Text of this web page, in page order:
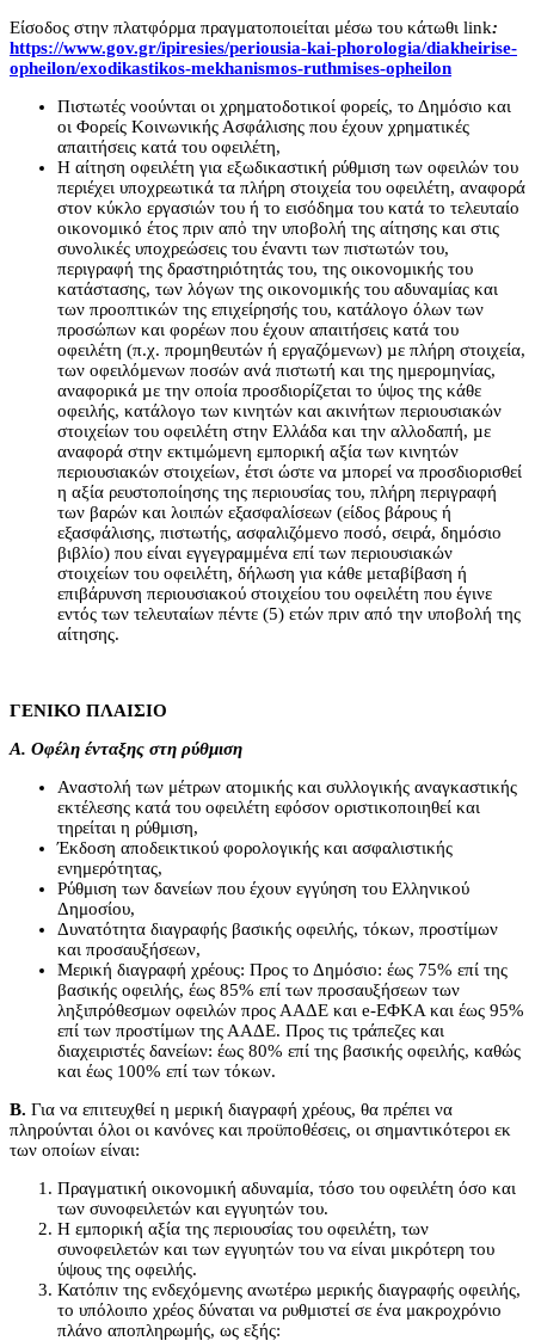
Είσοδος στην πλατφόρμα πραγματοποιείται μέσω του κάτωθι link:
https://www.gov.gr/ipiresies/periousia-kai-phorologia/diakheirise-
opheilon/exodikastikos-mekhanismos-ruthmises-opheilon
Πιστωτές νοούνται οι χρηματοδοτικοί φορείς, το Δημόσιο και
οι Φορείς Κοινωνικής Ασφάλισης που έχουν χρηματικές
απαιτήσεις κατά του οφειλέτη,
Η αίτηση οφειλέτη για εξωδικαστική ρύθμιση των οφειλών του
περιέχει υποχρεωτικά τα πλήρη στοιχεία του οφειλέτη, αναφορά
στον κύκλο εργασιών του ή το εισόδημα του κατά το τελευταίο
οικονομικό έτος πριν απὀ την υποβολή της αίτησης και στις
συνολικές υποχρεώσεις του έναντι των πιστωτών του,
περιγραφή της δραστηριότητάς του, της οικονομικής του
κατάστασης, των λόγων της οικονομικής του αδυναμίας και
των προοπτικών της επιχείρησής του, κατάλογο όλων των
προσώπων και φορέων που έχουν απαιτήσεις κατά του
οφειλέτη (π.χ. προμηθευτών ή εργαζόμενων) µε πλήρη στοιχεία,
των οφειλόμενων ποσών ανά πιστωτή και της ημερομηνίας,
αναφορικά µε την οποία προσδιορίζεται το ύψος της κάθε
οφειλής, κατάλογο των κινητών και ακινήτων περιουσιακών
στοιχείων του οφειλέτη στην Ελλάδα και την αλλοδαπή, µε
αναφορά στην εκτιμώμενη εμπορική αξία των κινητών
περιουσιακών στοιχείων, έτσι ώστε να µπορεί να προσδιορισθεί
η αξία ρευστοποίησης της περιουσίας του, πλήρη περιγραφή
των βαρών και λοιπών εξασφαλίσεων (είδος βάρους ή
εξασφάλισης, πιστωτής, ασφαλιζόμενο ποσό, σειρά, δημόσιο
βιβλίο) που είναι εγγεγραμμένα επί των περιουσιακών
στοιχείων του οφειλέτη, δήλωση για κάθε μεταβίβαση ή
επιβάρυνση περιουσιακού στοιχείου του οφειλέτη που έγινε
εντός των τελευταίων πέντε (5) ετών πριν από την υποβολή της
αίτησης.
ΓΕΝΙΚΟ ΠΛΑΙΣΙΟ
Α. Οφέλη ένταξης στη ρύθμιση
Αναστολή των μέτρων ατομικής και συλλογικής αναγκαστικής
εκτέλεσης κατά του οφειλέτη εφόσον οριστικοποιηθεί και
τηρείται η ρύθμιση,
Έκδοση αποδεικτικού φορολογικής και ασφαλιστικής
ενημερότητας,
Ρύθμιση των δανείων που έχουν εγγύηση του Ελληνικού
Δημοσίου,
Δυνατότητα διαγραφής βασικής οφειλής, τόκων, προστίμων
και προσαυξήσεων,
Μερική διαγραφή χρέους: Προς το Δημόσιο: έως 75% επί της
βασικής οφειλής, έως 85% επί των προσαυξήσεων των
ληξιπρόθεσμων οφειλών προς ΑΑΔΕ και e-ΕΦΚΑ και έως 95%
επί των προστίμων της ΑΑΔΕ. Προς τις τράπεζες και
διαχειριστές δανείων: έως 80% επί της βασικής οφειλής, καθώς
και έως 100% επί των τόκων.
Β. Για να επιτευχθεί η μερική διαγραφή χρέους, θα πρέπει να
πληρούνται όλοι οι κανόνες και προϋποθέσεις, οι σημαντικότεροι εκ
των οποίων είναι:
Πραγματική οικονομική αδυναμία, τόσο του οφειλέτη όσο και
των συνοφειλετών και εγγυητών του.
Η εμπορική αξία της περιουσίας του οφειλέτη, των
συνοφειλετών και των εγγυητών του να είναι μικρότερη του
ύψους της οφειλής.
Κατόπιν της ενδεχόμενης ανωτέρω μερικής διαγραφής οφειλής,
το υπόλοιπο χρέος δύναται να ρυθμιστεί σε ένα μακροχρόνιο
πλάνο αποπληρωμής, ως εξής: